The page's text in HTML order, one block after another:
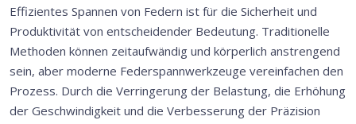
Effizientes Spannen von Federn ist für die Sicherheit und
Produktivität von entscheidender Bedeutung. Traditionelle
Methoden können zeitaufwändig und körperlich anstrengend
sein, aber moderne Federspannwerkzeuge vereinfachen den
Prozess. Durch die Verringerung der Belastung, die Erhöhung
der Geschwindigkeit und die Verbesserung der Präzision